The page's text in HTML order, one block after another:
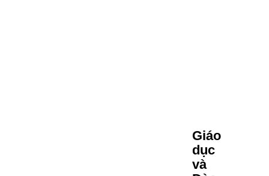
Giáo
dục
và